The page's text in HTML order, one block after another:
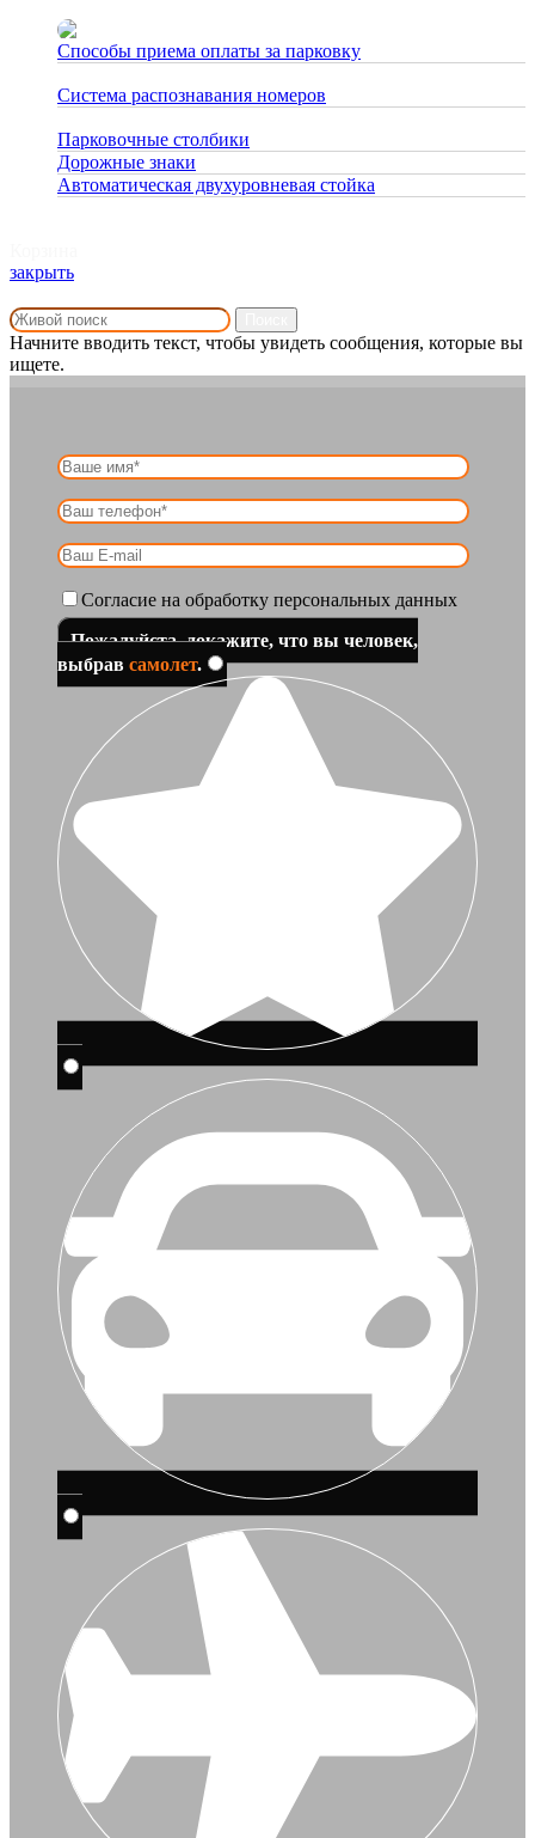
Способы приема оплаты за парковку
Система распознавания номеров
Парковочные столбики
Дорожные знаки
Автоматическая двухуровневая стойка
закрыть
Начните вводить текст, чтобы увидеть сообщения, которые вы
ищете.
Согласие на обработку персональных данных
Пожалуйста, докажите, что вы человек,
выбрав самолет.